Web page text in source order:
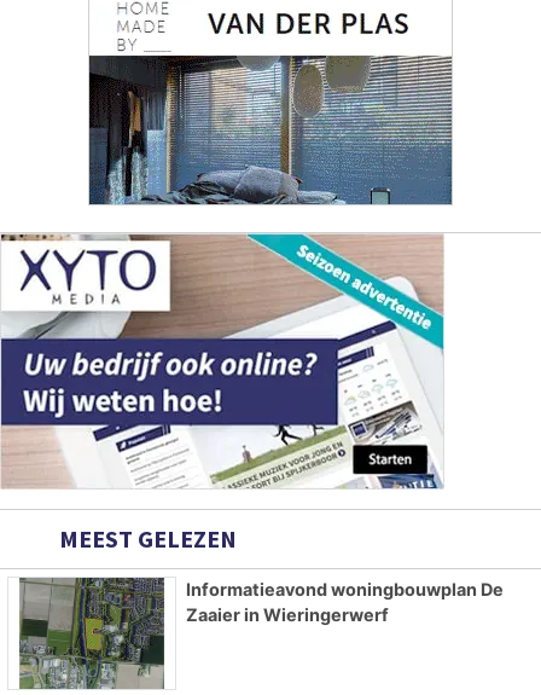
MEEST GELEZEN
Informatieavond woningbouwplan De
Zaaier in Wieringerwerf